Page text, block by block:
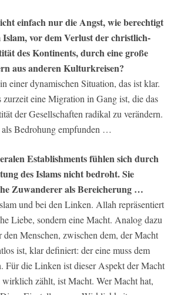
einfach nur die Angst, wie berechtigt
vor dem Verlust der christlich-
des Kontinents, durch eine große
aus anderen Kulturkreisen?
einer dynamischen Situation, das ist klar.
zurzeit eine Migration in Gang ist, die das
der Gesellschaften radikal zu verändern.
Bedrohung empfunden …
Establishments fühlen sich durch
des Islams nicht bedroht. Sie
Zuwanderer als Bereicherung …
und bei den Linken. Allah repräsentiert
Liebe, sondern eine Macht. Analog dazu
Menschen, zwischen dem, der Macht
ist, klar definiert: der eine muss dem
Für die Linken ist dieser Aspekt der Macht
zählt, ist Macht. Wer Macht hat,